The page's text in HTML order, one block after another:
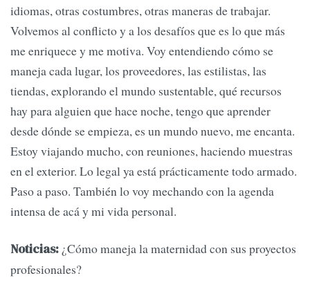
idiomas, otras costumbres, otras maneras de trabajar.
Volvemos al conflicto y a los desafíos que es lo que más
me enriquece y me motiva. Voy entendiendo cómo se
maneja cada lugar, los proveedores, las estilistas, las
tiendas, explorando el mundo sustentable, qué recursos
hay para alguien que hace noche, tengo que aprender
desde dónde se empieza, es un mundo nuevo, me encanta.
Estoy viajando mucho, con reuniones, haciendo muestras
en el exterior. Lo legal ya está prácticamente todo armado.
Paso a paso. También lo voy mechando con la agenda
intensa de acá y mi vida personal.
Noticias: ¿Cómo maneja la maternidad con sus proyectos
profesionales?